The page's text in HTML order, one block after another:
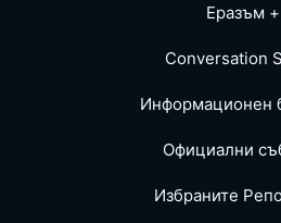
Еразъм +
Conversation
Информационен
Официални
Избраните